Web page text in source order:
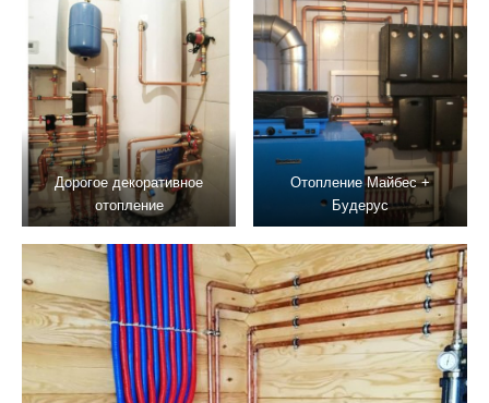
Дорогое декоративное
отопление
Отопление Майбес +
Будерус